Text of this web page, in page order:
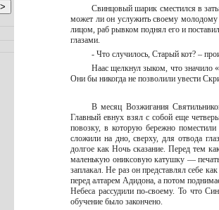
Свинцовый шарик сместился в
может ли он услужить своему молодому
лицом, раб рывком поднял его и
глазами.
- Что случилось, Старый кот? –
Наас щелкнул зыком, что значило
Они бы никогда не позволили увести
В месяц Возжигания
Главный евнух взял с собой еще
повозку, в которую бережно
сложили на дно, сверху, для отвода
долгое как Ночь сказание. Перед тем
маленькую ониксовую катушку —
заплакал. Не раз он представлял себе
перед алтарем Адидона, а потом
Небеса рассудили по-своему. То что
обучение было закончено.